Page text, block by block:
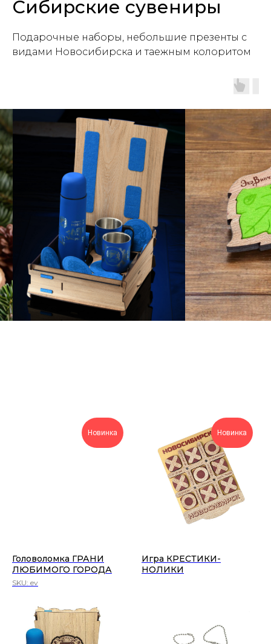
Сибирские сувениры
Подарочные наборы, небольшие презенты с
видами Новосибирска и таежным колоритом
Новинка
Головоломка ГРАНИ
ЛЮБИМОГО ГОРОДА
SKU: ev
Новинка
Игра КРЕСТИКИ-
НОЛИКИ